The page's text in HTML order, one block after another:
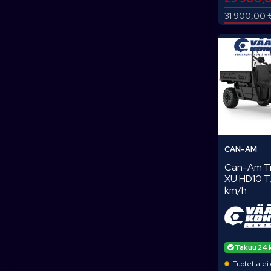
31 900,00
CAN-AM
Can-Am
XU HD10
km/h
Takuu 24
Tuotetta ei